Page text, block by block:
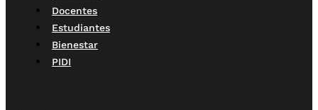
Docentes
Estudiantes
Bienestar
PIDI